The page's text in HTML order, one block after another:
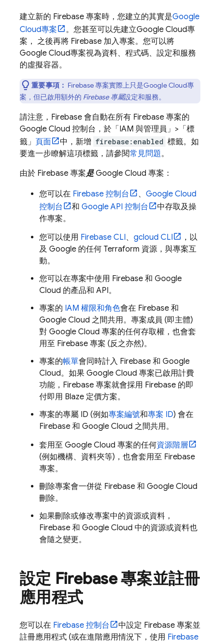
建立新的 Firebase 專案時，您建立的其實是Google
Cloud專案 。您甚至可以先建立Google Cloud專
案， 之後再將 Firebase 加入專案。您可以將
Google Cloud專案視為資料、程式碼、設定和服務
的虛擬容器。
重要事項： Firebase 專案實際上只是Google Cloud專
案，但已啟用額外的 Firebase 專屬設定和服務。
請注意，Firebase 會自動在所有 Firebase 專案的
Google Cloud 控制台，於「IAM 與管理員」 >「標
籤」 頁面 中，新增 firebase:enabled 標籤。如
要進一步瞭解這項標籤，請參閱常見問題。
由於 Firebase 專案是 Google Cloud 專案：
您可以在 Firebase 控制台 、 Google Cloud
控制台
和 Google API 控制台
中存取及操
作專案。
您可以使用 Firebase CLI、 gcloud CLI
，以
及 Google 的任何 Terraform 資源，與專案互
動。
您可以在專案中使用 Firebase 和 Google
Cloud 的產品和 API。
專案的 IAM 權限和角色會在 Firebase 和
Google Cloud 之間共用。專案成員 (即主體)
對 Google Cloud 專案的任何存取權，也會套
用至 Firebase 專案 (反之亦然)。
專案的帳單會同時計入 Firebase 和 Google
Cloud。如果 Google Cloud 專案已啟用計費
功能，Firebase 專案就會採用 Firebase 的即
付即用 Blaze 定價方案。
專案的專屬 ID (例如專案編號和專案 ID) 會在
Firebase 和 Google Cloud 之間共用。
套用至 Google Cloud 專案的任何資源階層
(例如機構、資料夾等)，也會套用至 Firebase
專案。
刪除專案會一併從 Firebase 和 Google Cloud
刪除。
如果刪除或修改專案中的資源或資料，
Firebase 和 Google Cloud 中的資源或資料也
會隨之變更。
設定 Firebase 專案並註冊
應用程式
您可以在 Firebase 控制台
中設定 Firebase 專案並
註冊應用程式 (或在進階應用情況下，使用 Firebase